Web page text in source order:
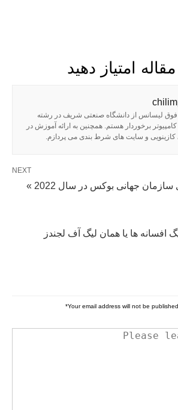
امتیاز دهید
فوق لیسانس از دانشگاه صنعتی شریف در رشته
برخوردار هستم. همچنین به ارائه آموزش در
کازینویی و سایت های شرط بندی می پردازم.
NEXT
جهانی بوکس در سال 2022 »
افسانه ها یا همان لیگ آف لجندز
Your email address will not be published.
*